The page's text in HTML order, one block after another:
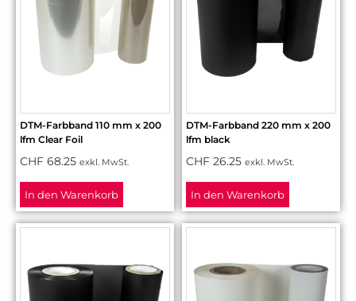
DTM-Farbband 110 mm x 200
lfm Clear Foil
CHF 68.25 exkl. MwSt.
In den Warenkorb
DTM-Farbband 220 mm x 200
lfm black
CHF 26.25 exkl. MwSt.
In den Warenkorb